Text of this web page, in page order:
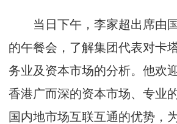
当日下午，李家超出席由
的午餐会，了解集团代表对卡
务业及资本市场的分析。他欢
香港广而深的资本市场、专业
国内地市场互联互通的优势，